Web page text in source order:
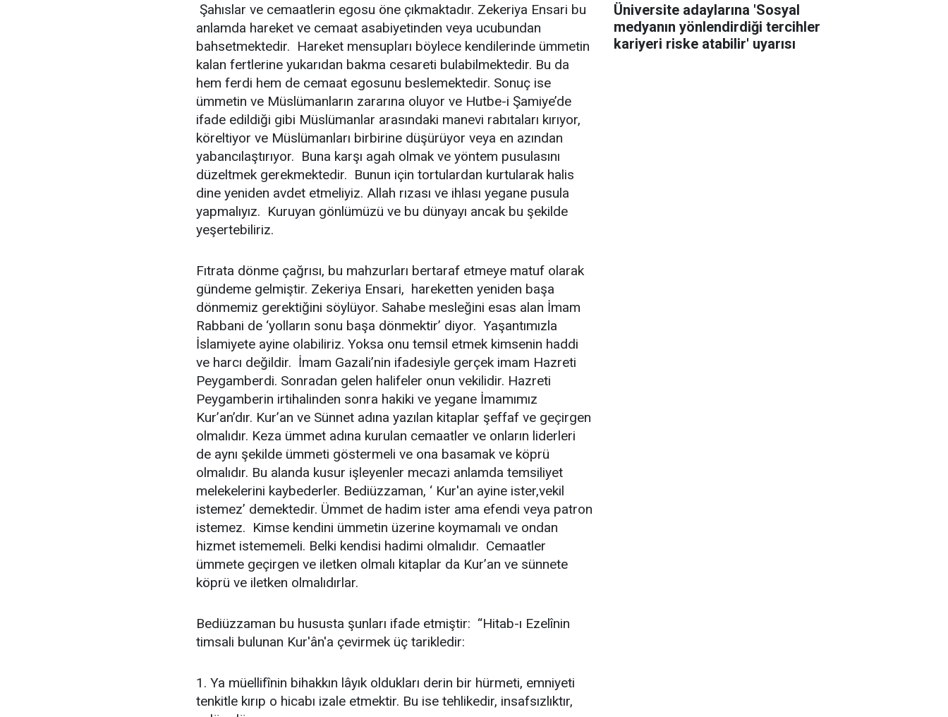
Şahıslar ve cemaatlerin egosu öne çıkmaktadır. Zekeriya Ensari bu
anlamda hareket ve cemaat asabiyetinden veya ucubundan
bahsetmektedir. Hareket mensupları böylece kendilerinde ümmetin
kalan fertlerine yukarıdan bakma cesareti bulabilmektedir. Bu da
hem ferdi hem de cemaat egosunu beslemektedir. Sonuç ise
ümmetin ve Müslümanların zararına oluyor ve Hutbe-i Şamiye’de
ifade edildiği gibi Müslümanlar arasındaki manevi rabıtaları kırıyor,
köreltiyor ve Müslümanları birbirine düşürüyor veya en azından
yabancılaştırıyor. Buna karşı agah olmak ve yöntem pusulasını
düzeltmek gerekmektedir. Bunun için tortulardan kurtularak halis
dine yeniden avdet etmeliyiz. Allah rızası ve ihlası yegane pusula
yapmalıyız. Kuruyan gönlümüzü ve bu dünyayı ancak bu şekilde
yeşertebiliriz.
Fıtrata dönme çağrısı, bu mahzurları bertaraf etmeye matuf olarak
gündeme gelmiştir. Zekeriya Ensari, hareketten yeniden başa
dönmemiz gerektiğini söylüyor. Sahabe mesleğini esas alan İmam
Rabbani de ‘yolların sonu başa dönmektir’ diyor. Yaşantımızla
İslamiyete ayine olabiliriz. Yoksa onu temsil etmek kimsenin haddi
ve harcı değildir. İmam Gazali’nin ifadesiyle gerçek imam Hazreti
Peygamberdi. Sonradan gelen halifeler onun vekilidir. Hazreti
Peygamberin irtihalinden sonra hakiki ve yegane İmamımız
Kur’an’dır. Kur’an ve Sünnet adına yazılan kitaplar şeffaf ve geçirgen
olmalıdır. Keza ümmet adına kurulan cemaatler ve onların liderleri
de aynı şekilde ümmeti göstermeli ve ona basamak ve köprü
olmalıdır. Bu alanda kusur işleyenler mecazi anlamda temsiliyet
melekelerini kaybederler. Bediüzzaman, ‘ Kur'an ayine ister,vekil
istemez’ demektedir. Ümmet de hadim ister ama efendi veya patron
istemez. Kimse kendini ümmetin üzerine koymamalı ve ondan
hizmet istememeli. Belki kendisi hadimi olmalıdır. Cemaatler
ümmete geçirgen ve iletken olmalı kitaplar da Kur’an ve sünnete
köprü ve iletken olmalıdırlar.
Bediüzzaman bu hususta şunları ifade etmiştir: “Hitab-ı Ezelînin
timsali bulunan Kur'ân'a çevirmek üç tarikledir:
1. Ya müellifînin bihakkın lâyık oldukları derin bir hürmeti, emniyeti
tenkitle kırıp o hicabı izale etmektir. Bu ise tehlikedir, insafsızlıktır,
Üniversite adaylarına 'Sosyal
medyanın yönlendirdiği tercihler
kariyeri riske atabilir' uyarısı